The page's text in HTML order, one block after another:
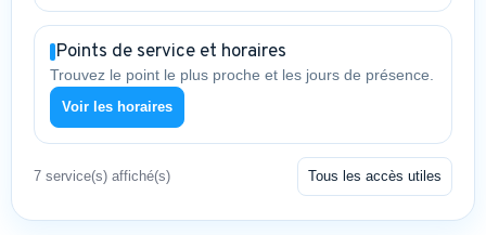
Points de service et horaires
Trouvez le point le plus proche et les jours de présence.
Voir les horaires
7 service(s) affiché(s) Tous les accès utiles